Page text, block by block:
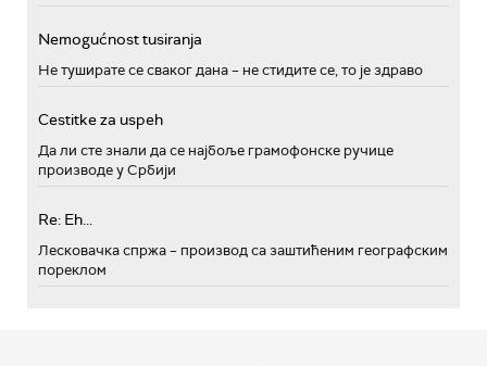
Nemogućnost tusiranja
Не туширате се сваког дана – не стидите се, то је здраво
Cestitke za uspeh
Да ли сте знали да се најбоље грамофонске ручице
производе у Србији
Re: Eh...
Лесковачка спржа – производ са заштићеним географским
пореклом